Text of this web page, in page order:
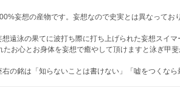
妄想の産物です。妄想なので史実とは異なっており
遠泳の果てに波打ち際に打ち上げられた妄想スイマ
たお心とお身体を妄想で癒やして頂けますと泳ぎ甲斐
の銘は「知らないことは書けない」「嘘をつくなら